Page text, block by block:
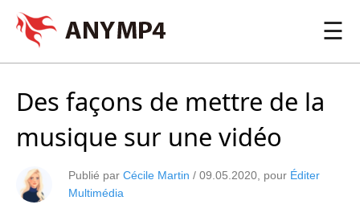
☰
Des façons de mettre de la
musique sur une vidéo
Publié par Cécile Martin / 09.05.2020 , pour Éditer
Multimédia